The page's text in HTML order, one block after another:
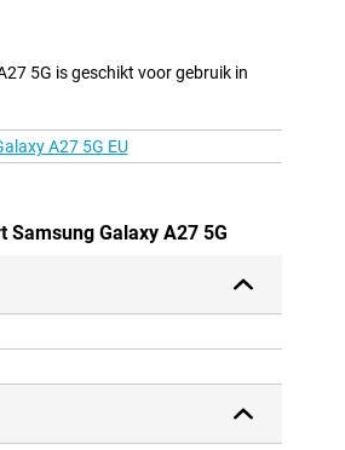
5G is geschikt voor gebruik in
A27 5G EU
Galaxy A27 5G